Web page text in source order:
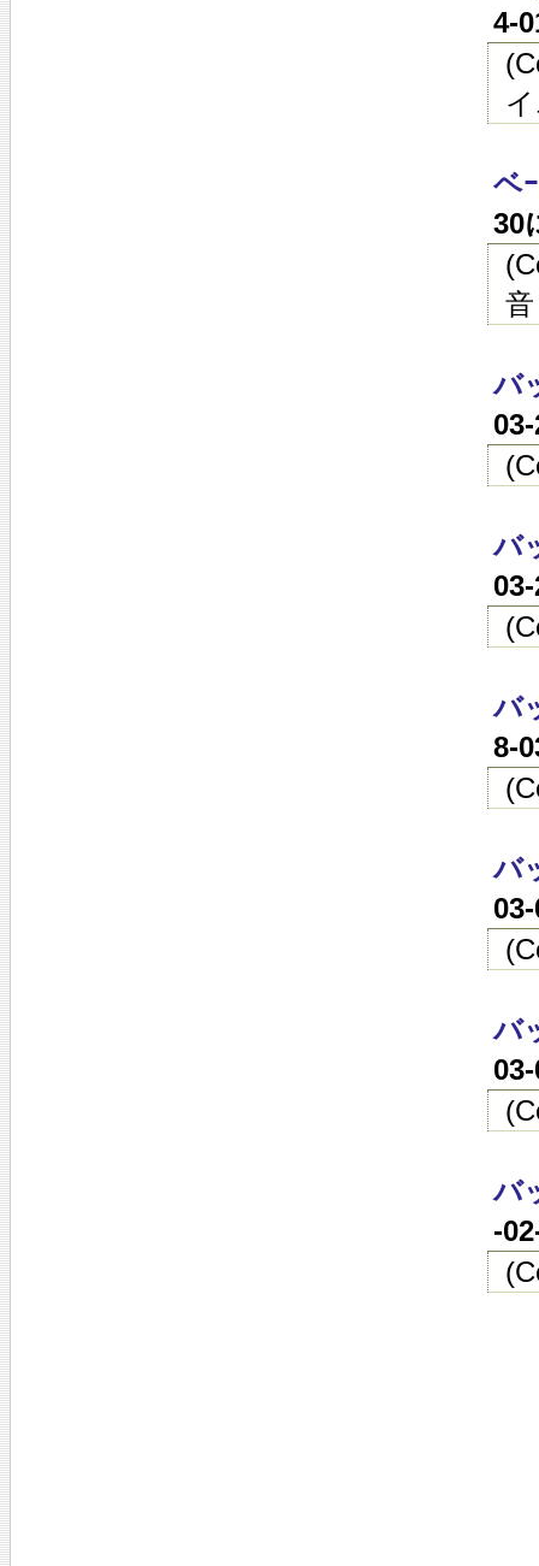
4-
ベ
30
音
バ
バ
バ
8-
バ
バ
バ
-